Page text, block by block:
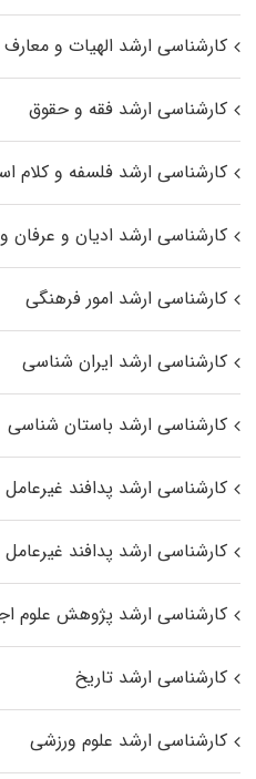
کارشناسی ارشد الهیات و
کارشناسی ارشد فقه و حقوق
کارشناسی ارشد فلسفه و کلام
کارشناسی ارشد ادیان و
کارشناسی ارشد امور فرهنگی
کارشناسی ارشد ایران شناسی
کارشناسی ارشد باستان شناسی
کارشناسی ارشد پدافند غیرعامل
کارشناسی ارشد پدافند غیرعامل ۲
کارشناسی ارشد پژوهش علوم
کارشناسی ارشد تاریخ
کارشناسی ارشد علوم ورزشی